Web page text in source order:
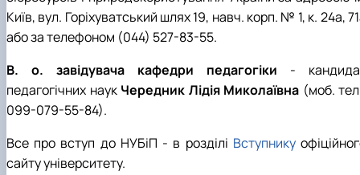
Київ, вул. Горіхуватський шлях 19, навч. корп. № 1, к. 24а,
або за телефоном (044) 527-83-55.
В. о. завідувача кафедри педагогіки -
педагогічних наук Чередник Лідія Миколаївна (моб.
099-079-55-84).
Все про вступ до НУБіП - в розділі Вступнику
сайту університету.